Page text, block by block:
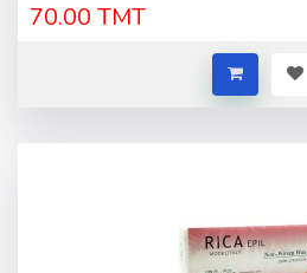
70.00 TMT